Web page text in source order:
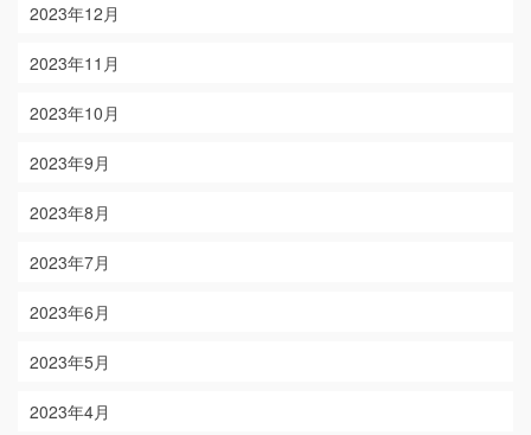
2023年12月
2023年11月
2023年10月
2023年9月
2023年8月
2023年7月
2023年6月
2023年5月
2023年4月